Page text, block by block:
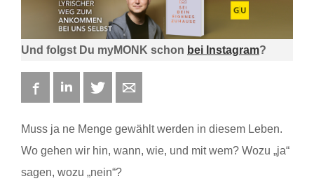
Und folgst Du myMONK schon bei Instagram?
FacebookLinkedIn Twitter
Muss ja ne Menge gewählt werden in diesem Leben.
Wo gehen wir hin, wann, wie, und mit wem? Wozu „ja“
sagen, wozu „nein“?